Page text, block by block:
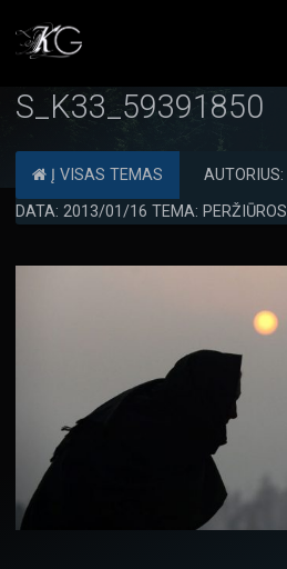
S_K33_59391850
Į VISAS TEMAS AUTORIUS:
DATA: 2013/01/16 TEMA: